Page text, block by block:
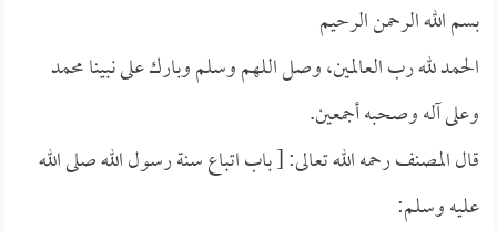
بسم الله الرحمن الرحيم
الحمد لله رب العالمين، وصل اللهم وسلم وبارك على نبينا محمد
وعلى آله وصحبه أجمعين.
قال المصنف رحمه الله تعالى: [ باب اتباع سنة رسول الله صلى الله
عليه وسلم: